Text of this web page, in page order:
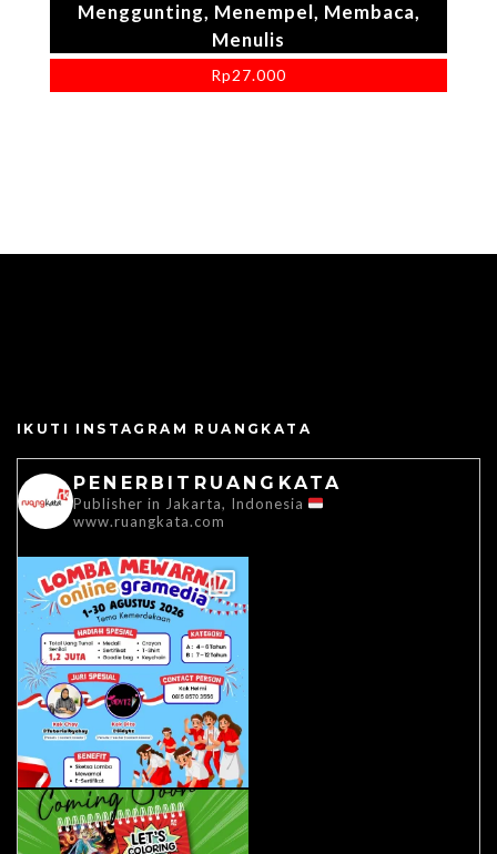
Menggunting, Menempel, Membaca,
Menulis
Rp27.000
IKUTI INSTAGRAM RUANGKATA
PENERBITRUANGKATA
Publisher in Jakarta, Indonesia
www.ruangkata.com